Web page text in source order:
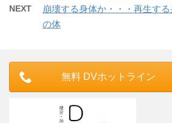
NEXT
崩壊する身体か・・・再生す
の体
無料 DVホットライン